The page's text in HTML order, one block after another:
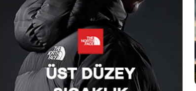
becerileri güçlenir. Ruhsal sadeleşme, aynı zamanda
odaklanma ve karar verme […]